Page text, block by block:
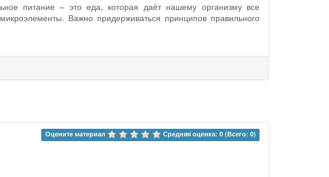
питание – это еда, которая даёт нашему организму все
Важно придерживаться принципов правильного
Оцените материал Средняя оценка: 0 (Всего: 0)